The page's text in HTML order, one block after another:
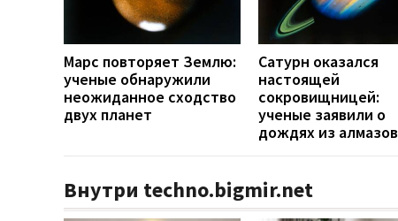
Марс повторяет Землю:
ученые обнаружили
неожиданное сходство
двух планет
Сатурн оказался
настоящей
сокровищницей:
ученые заявили о
дождях из алмазов
Внутри techno.bigmir.net